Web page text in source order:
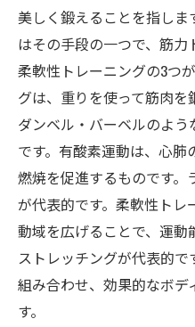
美しく鍛えることを指し
はその手段の一つで、筋力
柔軟性トレーニングの3つ
グは、重りを使って筋肉を
ダンベル・バーベルのよ
です。有酸素運動は、心
燃焼を促進するものです
が代表的です。柔軟性ト
動域を広げることで、運動
ストレッチングが代表的で
組み合わせ、効果的なボ
す。